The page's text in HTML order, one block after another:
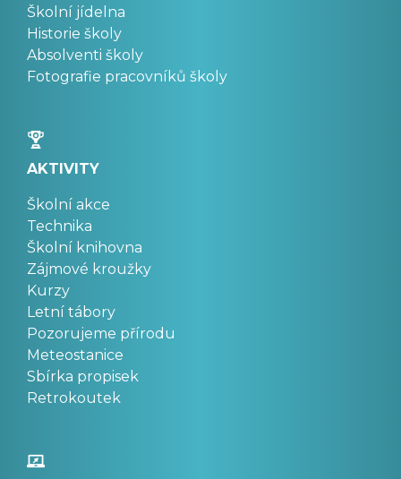
Školní jídelna
Historie školy
Absolventi školy
Fotografie pracovníků školy
AKTIVITY
Školní akce
Technika
Školní knihovna
Zájmové kroužky
Kurzy
Letní tábory
Pozorujeme přírodu
Meteostanice
Sbírka propisek
Retrokoutek